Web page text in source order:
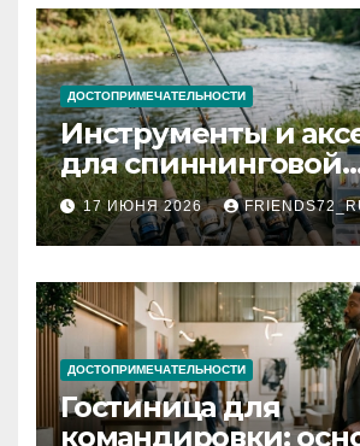
ДОСТОПРИМЕЧАТЕЛЬНОСТИ
Инструменты и
для спиннинговой
рыбалки:
типы
17 ИЮНЯ 2026
ДОСТОПРИМЕЧАТЕЛЬНОСТИ
Гостиница для
командировки: